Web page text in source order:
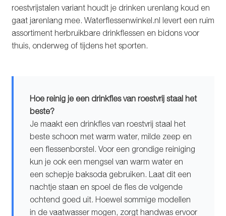
roestvrijstalen variant houdt je drinken urenlang koud en
gaat jarenlang mee. Waterflessenwinkel.nl levert een ruim
assortiment herbruikbare drinkflessen en bidons voor
thuis, onderweg of tijdens het sporten.
Hoe reinig je een drinkfles van roestvrij staal het
beste?
Je maakt een drinkfles van roestvrij staal het
beste schoon met warm water, milde zeep en
een flessenborstel. Voor een grondige reiniging
kun je ook een mengsel van warm water en
een schepje baksoda gebruiken. Laat dit een
nachtje staan en spoel de fles de volgende
ochtend goed uit. Hoewel sommige modellen
in de vaatwasser mogen, zorgt handwas ervoor